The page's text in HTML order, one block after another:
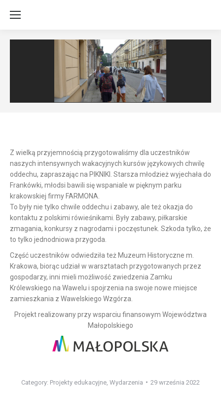
Z wielką przyjemnością przygotowaliśmy dla uczestników
naszych intensywnych wakacyjnych kursów językowych chwilę
oddechu, zapraszając na PIKNIKI. Starsza młodzież wyjechała do
Frankówki, młodsi bawili się wspaniale w pięknym parku
krakowskiej firmy FARMONA.
To były nie tylko chwile oddechu i zabawy, ale też okazja do
kontaktu z polskimi rówieśnikami. Były zabawy, piłkarskie
zmagania, konkursy z nagrodami i poczęstunek. Szkoda tylko, że
to tylko jednodniowa przygoda.
Część uczestników odwiedziła też Muzeum Historyczne m.
Krakowa, biorąc udział w warsztatach przygotowanych przez
gospodarzy, inni mieli możliwość zwiedzenia Zamku
Królewskiego na Wawelu i spojrzenia na swoje nowe miejsce
zamieszkania z Wawelskiego Wzgórza.
Projekt realizowany przy wsparciu finansowym Województwa
Małopolskiego
Category: Projekty edukacyjne Wydarzenia 29 września 2022